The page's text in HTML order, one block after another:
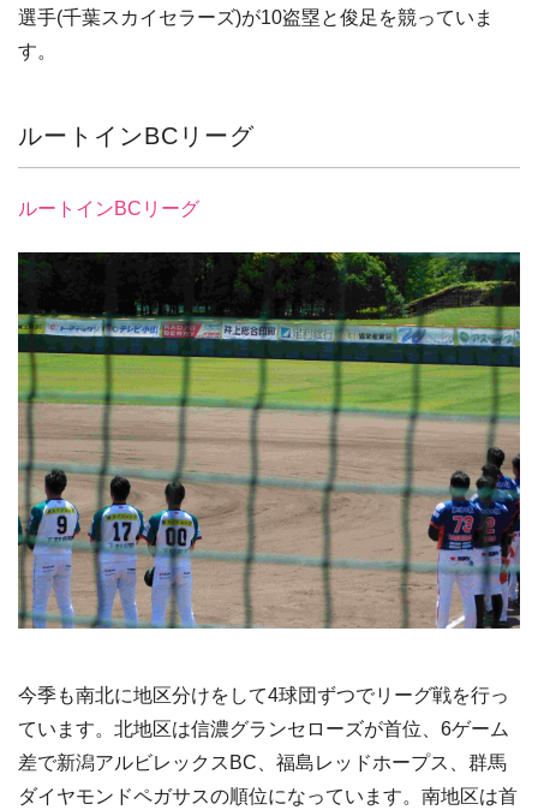
選手(千葉スカイセラーズ)が10盗塁と俊足を競っていま
す。
ルートインBCリーグ
ルートインBCリーグ
今季も南北に地区分けをして4球団ずつでリーグ戦を行っ
ています。北地区は信濃グランセローズが首位、6ゲーム
差で新潟アルビレックスBC、福島レッドホープス、群馬
ダイヤモンドペガサスの順位になっています。南地区は首